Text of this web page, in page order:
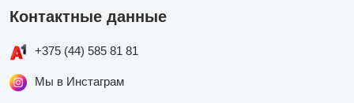
Контактные данные
+375 (44) 585 81 81
Мы в Инстаграм